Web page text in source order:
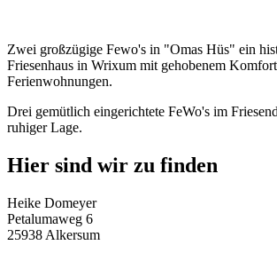
Zwei großzügige Fewo's in "Omas Hüs" ein
Friesenhaus in Wrixum mit gehobenem
Ferienwohnungen.
Drei gemütlich eingerichtete FeWo's im
ruhiger Lage.
Hier sind wir zu finden
Heike Domeyer
Petalumaweg 6
25938 Alkersum